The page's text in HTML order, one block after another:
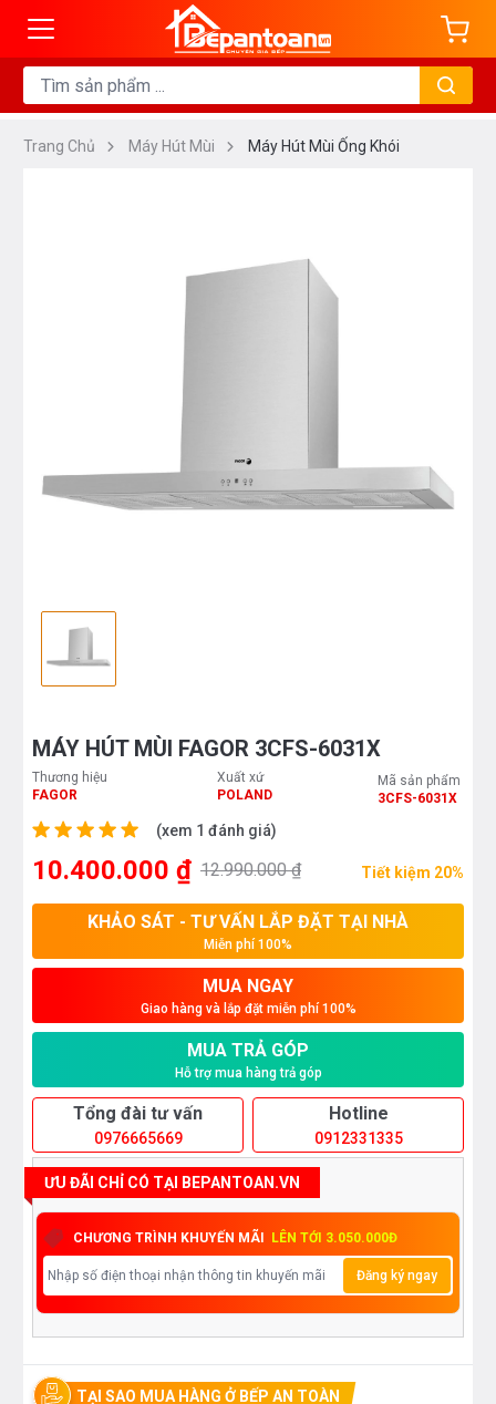
Trang Chủ Máy Hút Mùi Máy Hút Mùi Ống Khói
MÁY HÚT MÙI FAGOR 3CFS-6031X
Thương hiệu
FAGOR
Xuất xứ
POLAND
Mã sản phẩm
3CFS-6031X
(xem 1 đánh giá)
10.400.000 ₫ 12.990.000 ₫ Tiết kiệm 20%
KHẢO SÁT - TƯ VẤN LẮP ĐẶT TẠI NHÀ
Miễn phí 100%
MUA NGAY
Giao hàng và lắp đặt miễn phí 100%
MUA TRẢ GÓP
Hỗ trợ mua hàng trả góp
Tổng đài tư vấn
0976665669
Hotline
0912331335
ƯU ĐÃI CHỈ CÓ TẠI BEPANTOAN.VN
CHƯƠNG TRÌNH KHUYẾN MÃI LÊN TỚI 3.050.000Đ
Đăng ký ngay
TẠI SAO MUA HÀNG Ở BẾP AN TOÀN